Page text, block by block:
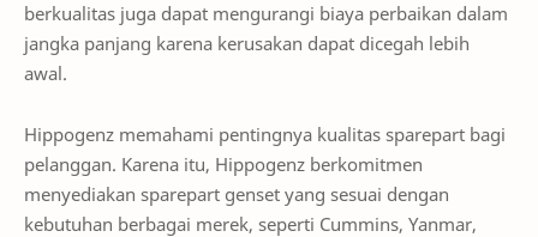
berkualitas juga dapat mengurangi biaya perbaikan dalam
jangka panjang karena kerusakan dapat dicegah lebih
awal.
Hippogenz memahami pentingnya kualitas sparepart bagi
pelanggan. Karena itu, Hippogenz berkomitmen
menyediakan sparepart genset yang sesuai dengan
kebutuhan berbagai merek, seperti Cummins, Yanmar,